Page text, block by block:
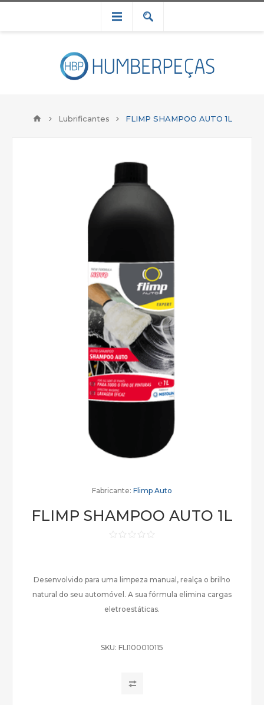
Lubrificantes FLIMP SHAMPOO AUTO 1L
Fabricante: Flimp Auto
FLIMP SHAMPOO AUTO 1L
Desenvolvido para uma limpeza manual, realça o brilho
natural do seu automóvel. A sua fórmula elimina cargas
eletroestáticas.
SKU: FLI100010115